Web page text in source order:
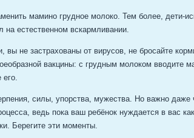
мамино грудное молоко. Тем более, дети-
естественном вскармливании.
вы не застрахованы от вирусов, не бросайте
вакцины: с грудным молоком вводите
его.
силы, упорства, мужества. Но важно даже
ведь пока ваш ребёнок нуждается в вас
Берегите эти моменты.